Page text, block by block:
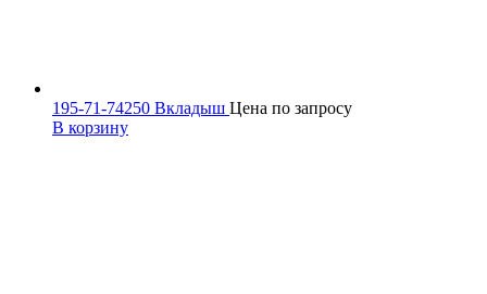
195-71-74250 Вкладыш Цена по запросу
В корзину